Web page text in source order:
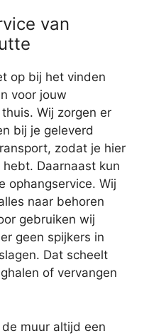
van
op bij het vinden
voor jouw
Wij zorgen er
bij je geleverd
zodat je hier
Daarnaast kun
ophangservice. Wij
naar behoren
gebruiken wij
geen spijkers in
Dat scheelt
of vervangen
muur altijd een